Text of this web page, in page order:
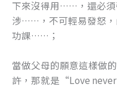
下來沒得用……，還必須
涉……，不可輕易發怒，
功課……；
當做父母的願意這樣做
許，那就是“Love